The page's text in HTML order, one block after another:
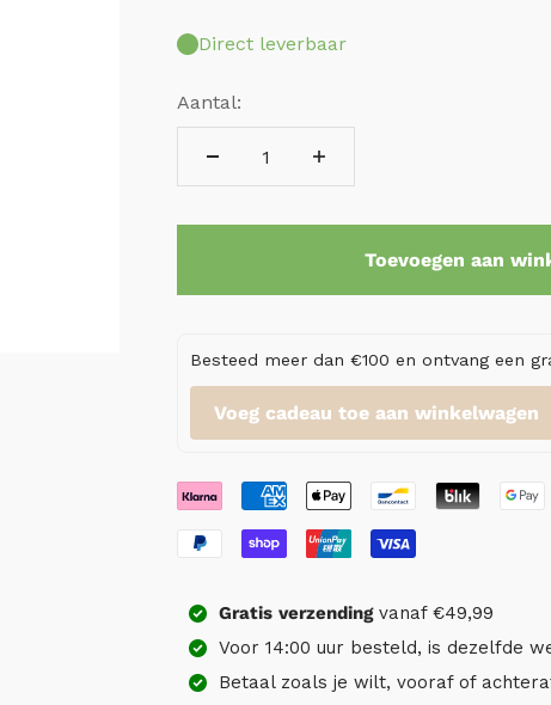
Direct leverbaar
Aantal:
Toevoegen aan
Besteed meer dan €100 en ontvang een
Voeg cadeau toe aan winkelwagen
Gratis verzendingvanaf €49,99
Voor 14:00 uur besteld, is dezelfde
Betaal zoals je wilt, vooraf of